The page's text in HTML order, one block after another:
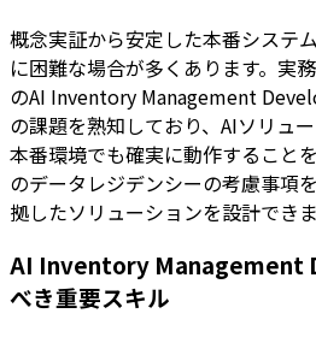
概念実証から安定した本番システ
に困難な場合が多くあります。実
のAI Inventory Management
の課題を熟知しており、AIソリュ
本番環境でも確実に動作すること
のデータレジデンシーの考慮事項
拠したソリューションを設計できま
AI Inventory Management
べき重要スキル